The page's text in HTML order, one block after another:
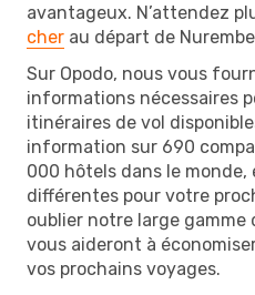
avantageux. N’attendez
cher au départ de
Sur Opodo, nous vous
informations nécessaires
itinéraires de vol
information sur 690
000 hôtels dans le
différentes pour votre
oublier notre large gamme
vous aideront à
vos prochains voyages.